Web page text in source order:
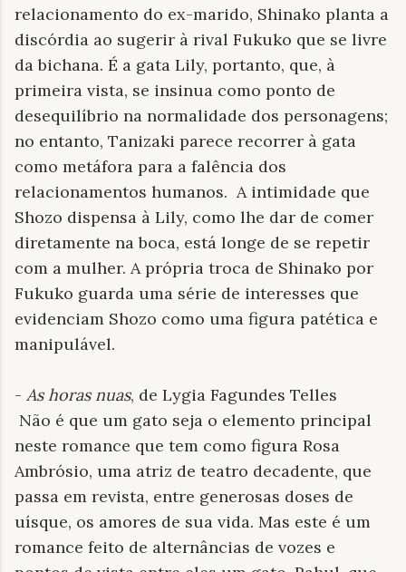
relacionamento do ex-marido, Shinako planta a
discórdia ao sugerir à rival Fukuko que se livre
da bichana. É a gata Lily, portanto, que, à
primeira vista, se insinua como ponto de
desequilíbrio na normalidade dos personagens;
no entanto, Tanizaki parece recorrer à gata
como metáfora para a falência dos
relacionamentos humanos. A intimidade que
Shozo dispensa à Lily, como lhe dar de comer
diretamente na boca, está longe de se repetir
com a mulher. A própria troca de Shinako por
Fukuko guarda uma série de interesses que
evidenciam Shozo como uma figura patética e
manipulável.
- As horas nuas, de Lygia Fagundes Telles
Não é que um gato seja o elemento principal
neste romance que tem como figura Rosa
Ambrósio, uma atriz de teatro decadente, que
passa em revista, entre generosas doses de
uísque, os amores de sua vida. Mas este é um
romance feito de alternâncias de vozes e